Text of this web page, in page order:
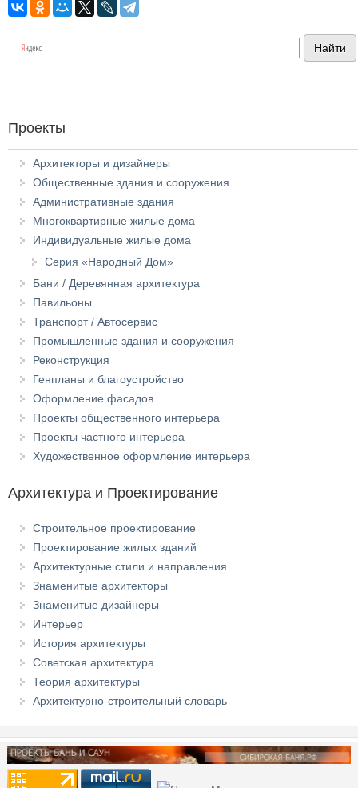
Проекты
Архитекторы и дизайнеры
Общественные здания и сооружения
Административные здания
Многоквартирные жилые дома
Индивидуальные жилые дома
Серия «Народный Дом»
Бани / Деревянная архитектура
Павильоны
Транспорт / Автосервис
Промышленные здания и сооружения
Реконструкция
Генпланы и благоустройство
Оформление фасадов
Проекты общественного интерьера
Проекты частного интерьера
Художественное оформление интерьера
Архитектура и Проектирование
Строительное проектирование
Проектирование жилых зданий
Архитектурные стили и направления
Знаменитые архитекторы
Знаменитые дизайнеры
Интерьер
История архитектуры
Советская архитектура
Теория архитектуры
Архитектурно-строительный словарь